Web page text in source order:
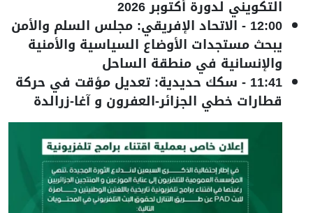
التكويني لدورة أكتوبر 2026
12:00
- الاتحاد الإفريقي: مجلس السلم والأمن
يبحث مستجدات الأوضاع السياسية والأمنية
والإنسانية في منطقة الساحل
11:41
- سكك حديدية: تعديل مؤقت في حركة
قطارات خطي الجزائر-العفرون و آغا-زرالدة